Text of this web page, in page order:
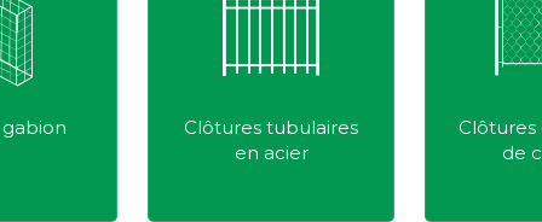
Clôtures de maillon
de chaîne